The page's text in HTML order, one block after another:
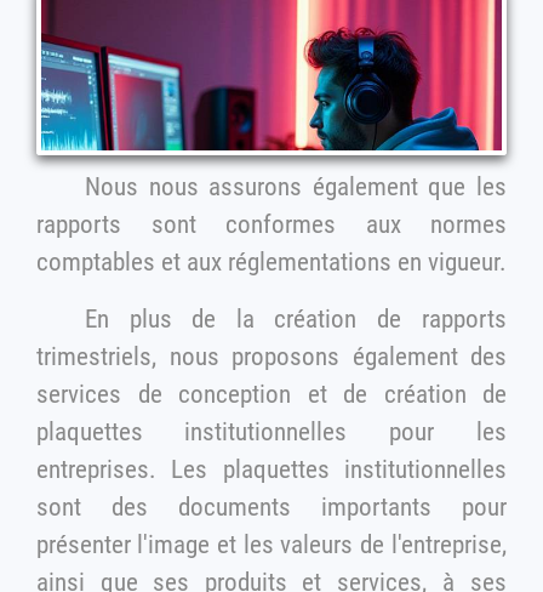
Nous nous assurons également que les
rapports sont conformes aux normes
comptables et aux réglementations en vigueur.
En plus de la création de rapports
trimestriels, nous proposons également des
services de conception et de création de
plaquettes institutionnelles pour les
entreprises. Les plaquettes institutionnelles
sont des documents importants pour
présenter l'image et les valeurs de l'entreprise,
ainsi que ses produits et services, à ses